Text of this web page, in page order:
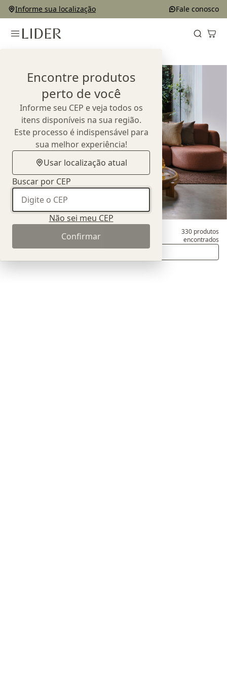
Informe sua localização Fale conosco
Encontre produtos
perto de você
Informe seu CEP e veja todos os
itens disponíveis na sua região.
Este processo é indispensável para
sua melhor experiência!
Usar localização atual
Buscar por CEP
Não sei meu CEP
Confirmar
330 produtos
encontrados
Ordenar